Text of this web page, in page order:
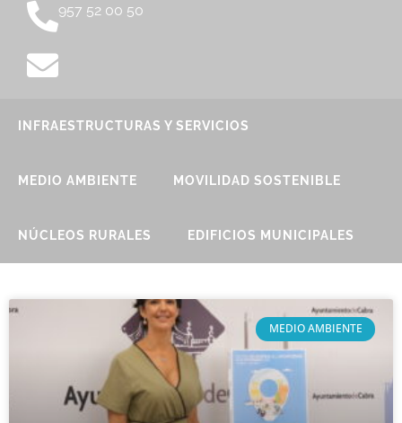
957 52 00 50
INFRAESTRUCTURAS Y SERVICIOS
MEDIO AMBIENTE MOVILIDAD SOSTENIBLE
NÚCLEOS RURALES EDIFICIOS MUNICIPALES
MEDIO AMBIENTE